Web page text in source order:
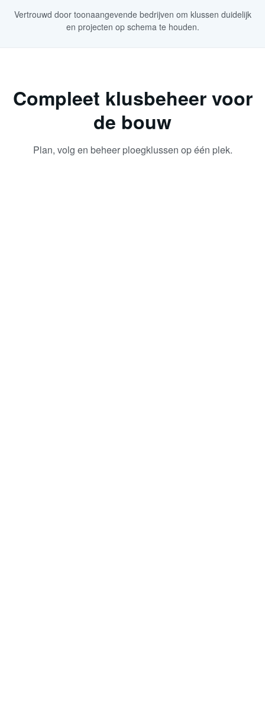
Vertrouwd door toonaangevende bedrijven om klussen duidelijk
en projecten op schema te houden.
Compleet klusbeheer voor
de bouw
Plan, volg en beheer ploegklussen op één plek.